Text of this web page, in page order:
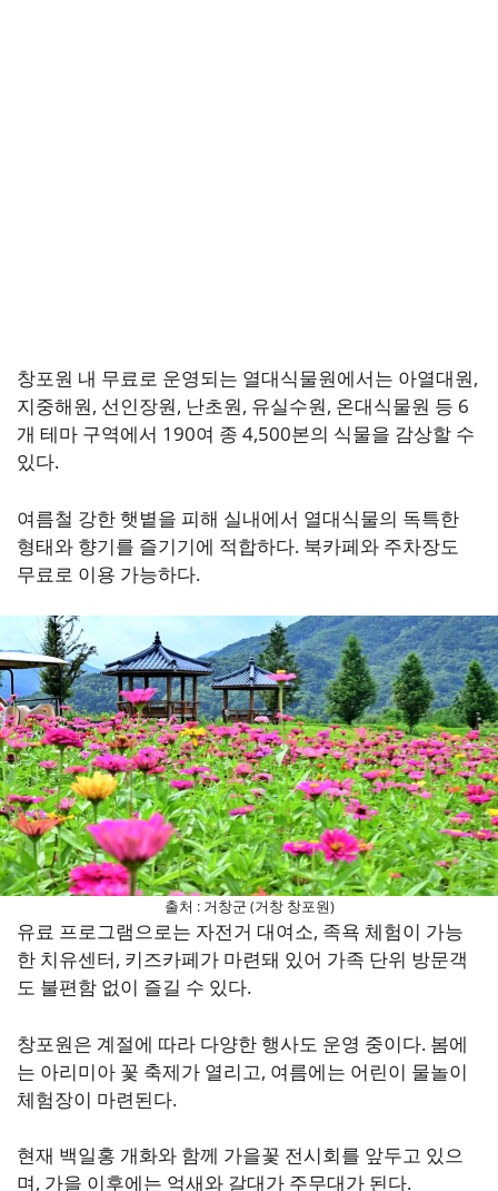
창포원 내 무료로 운영되는 열대식물원에서는 아열대원,
지중해원, 선인장원, 난초원, 유실수원, 온대식물원 등 6
개 테마 구역에서 190여 종 4,500본의 식물을 감상할 수
있다.
여름철 강한 햇볕을 피해 실내에서 열대식물의 독특한
형태와 향기를 즐기기에 적합하다. 북카페와 주차장도
무료로 이용 가능하다.
출처 : 거창군 (거창 창포원)
유료 프로그램으로는 자전거 대여소, 족욕 체험이 가능
한 치유센터, 키즈카페가 마련돼 있어 가족 단위 방문객
도 불편함 없이 즐길 수 있다.
창포원은 계절에 따라 다양한 행사도 운영 중이다. 봄에
는 아리미아 꽃 축제가 열리고, 여름에는 어린이 물놀이
체험장이 마련된다.
현재 백일홍 개화와 함께 가을꽃 전시회를 앞두고 있으
며, 가을 이후에는 억새와 갈대가 주무대가 된다.